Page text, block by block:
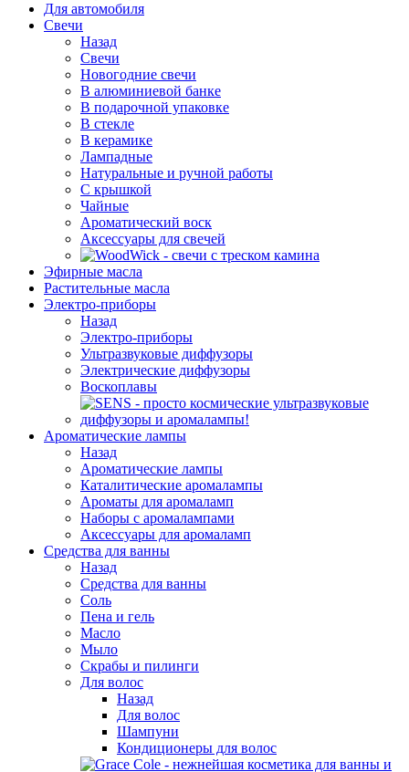
Для автомобиля
Свечи
Назад
Свечи
Новогодние свечи
В алюминиевой банке
В подарочной упаковке
В стекле
В керамике
Лампадные
Натуральные и ручной работы
С крышкой
Чайные
Ароматический воск
Аксессуары для свечей
Эфирные масла
Растительные масла
Электро-приборы
Назад
Электро-приборы
Ультразвуковые диффузоры
Электрические диффузоры
Воскоплавы
Ароматические лампы
Назад
Ароматические лампы
Каталитические аромалампы
Ароматы для аромаламп
Наборы с аромалампами
Аксессуары для аромаламп
Средства для ванны
Назад
Средства для ванны
Соль
Пена и гель
Масло
Мыло
Скрабы и пилинги
Для волос
Назад
Для волос
Шампуни
Кондиционеры для волос